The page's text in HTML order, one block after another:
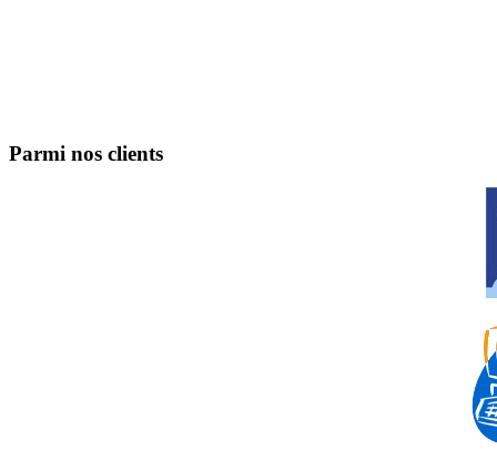
Parmi nos clients